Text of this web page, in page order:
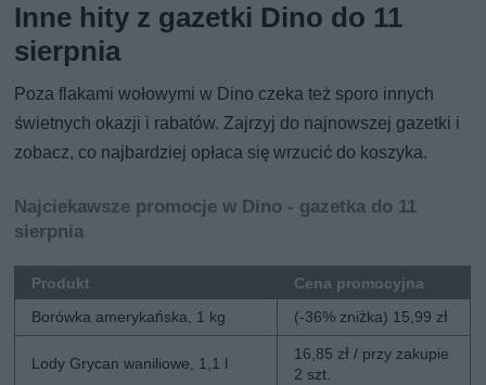
Inne hity z gazetki Dino do 11
sierpnia
Poza flakami wołowymi w Dino czeka też sporo innych
świetnych okazji i rabatów. Zajrzyj do najnowszej gazetki i
zobacz, co najbardziej opłaca się wrzucić do koszyka.
Najciekawsze promocje w Dino - gazetka do 11
sierpnia
Produkt
Cena promocyjna
Borówka amerykańska, 1 kg
(-36% zniżka) 15,99 zł
Lody Grycan waniliowe, 1,1 l
16,85 zł / przy zakupie
2 szt.